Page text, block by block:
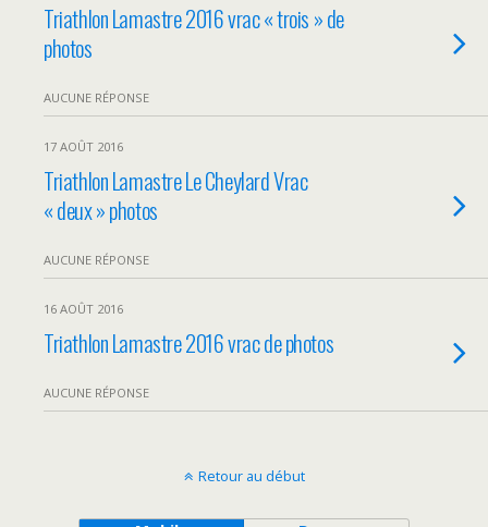
Triathlon Lamastre 2016 vrac « trois » de
photos
AUCUNE RÉPONSE
17 AOÛT 2016
Triathlon Lamastre Le Cheylard Vrac
« deux » photos
AUCUNE RÉPONSE
16 AOÛT 2016
Triathlon Lamastre 2016 vrac de photos
AUCUNE RÉPONSE
Retour au début